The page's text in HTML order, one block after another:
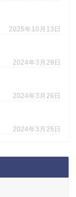
2025年10月13日
2024年3月29日
2024年3月26日
2024年3月25日